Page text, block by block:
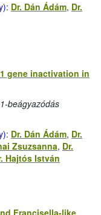
: Dr. Dán Ádám, Dr.
gene inactivation in
beágyazódás
: Dr. Dán Ádám, Dr.
Zsuzsanna, Dr.
Hajtós István